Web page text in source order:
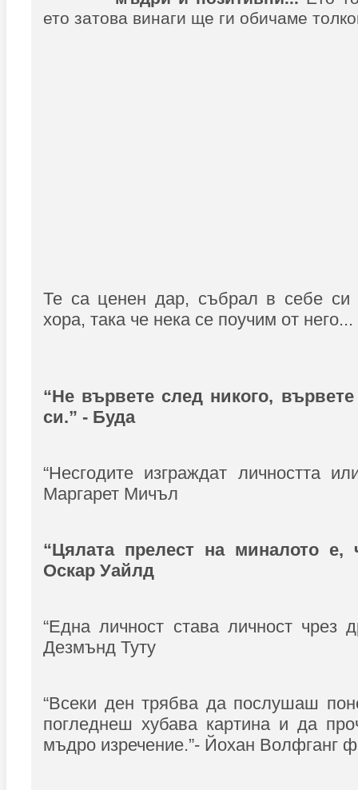
ето затова винаги ще ги обичаме
Те са ценен дар, събрал в себе си
хора, така че нека се поучим от него...
“Не вървете след никого,
си.” - Буда
“Несгодите изграждат личността
Маргарет Мичъл
“Цялата прелест на миналото
Оскар Уайлд
“Една личност става личност чрез
Дезмънд Туту
“Всеки ден трябва да послушаш
погледнеш хубава картина и да
мъдро изречение.”- Йохан Волфганг